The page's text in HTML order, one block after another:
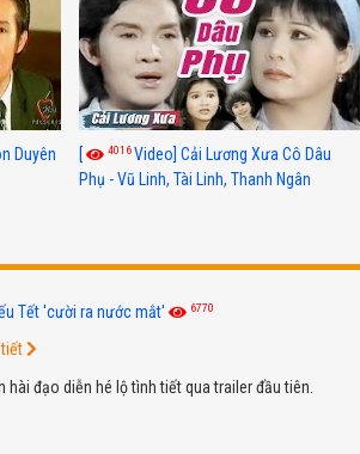
Duyên
[ 4016Video] Cải Lương Xưa Cô Dâu
Phụ - Vũ Linh, Tài Linh, Thanh Ngân
Tết 'cười ra nước mắt' 6770
đạo diễn hé lộ tình tiết qua trailer đầu tiên.